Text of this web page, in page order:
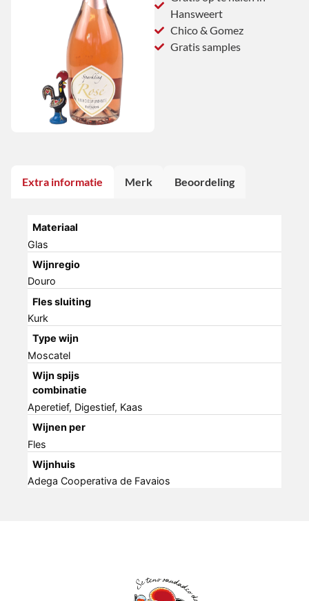
Hansweert
Chico & Gomez
Gratis samples
Extra informatie Merk Beoordeling
Materiaal
Glas
Wijnregio
Douro
Fles sluiting
Kurk
Type wijn
Moscatel
Wijn spijs
combinatie
Aperetief, Digestief, Kaas
Wijnen per
Fles
Wijnhuis
Adega Cooperativa de Favaios